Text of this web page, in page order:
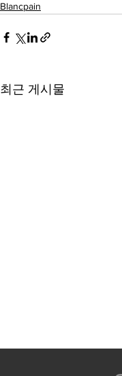
Blancpain
최근 게시물